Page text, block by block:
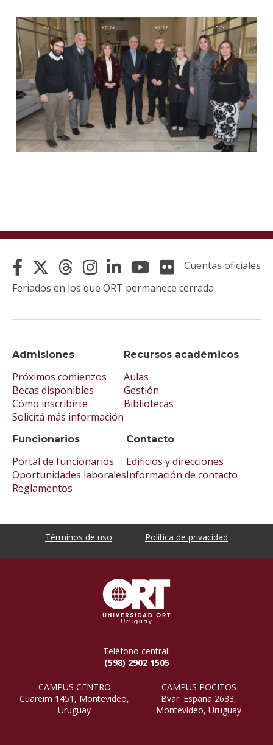
Admisiones
Próximos comienzos
Becas disponibles
Cómo inscribirte
Solicitá más información
Recursos académicos
Aulas
Gestión
Bibliotecas
Funcionarios
Portal de funcionarios
Oportunidades laborales
Reglamentos
Contacto
Edificios y direcciones
Información de contacto
Cuentas oficiales
Feriados en los que ORT permanece cerrada
Términos de uso Política de privacidad
Teléfono central:
(598) 2902 1505
CAMPUS CENTRO
Cuareim 1451, Montevideo,
Uruguay
CAMPUS POCITOS
Bvar. España 2633,
Montevideo, Uruguay